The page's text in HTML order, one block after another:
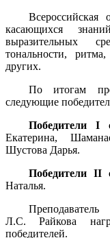
касающихся
выразительных
тональности,
других.
По итогам
следующие
Победители I
Екатерина,
Шустова Дарья.
Победители II
Наталья.
Преподаватель
Л.С. Райкова
победителей.